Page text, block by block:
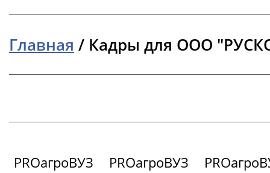
Главная / Кадры для ООО
PROагроВУЗ PROагроВУЗ